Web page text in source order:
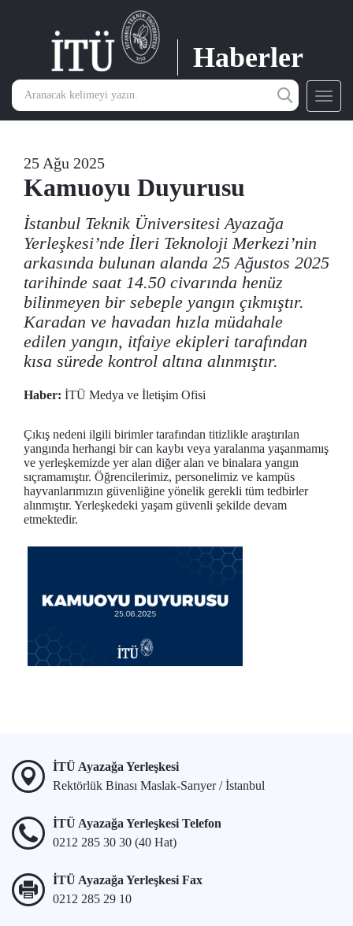
Haberler
25 Ağu 2025
Kamuoyu Duyurusu
İstanbul Teknik Üniversitesi Ayazağa
Yerleşkesi’nde İleri Teknoloji Merkezi’nin
arkasında bulunan alanda 25 Ağustos 2025
tarihinde saat 14.50 civarında henüz
bilinmeyen bir sebeple yangın çıkmıştır.
Karadan ve havadan hızla müdahale
edilen yangın, itfaiye ekipleri tarafından
kısa sürede kontrol altına alınmıştır.
Haber: İTÜ Medya ve İletişim Ofisi
Çıkış nedeni ilgili birimler tarafından titizlikle araştırılan
yangında herhangi bir can kaybı veya yaralanma yaşanmamış
ve yerleşkemizde yer alan diğer alan ve binalara yangın
sıçramamıştır. Öğrencilerimiz, personelimiz ve kampüs
hayvanlarımızın güvenliğine yönelik gerekli tüm tedbirler
alınmıştır. Yerleşkedeki yaşam güvenli şekilde devam
etmektedir.
İTÜ Ayazağa Yerleşkesi
Rektörlük Binası Maslak-Sarıyer / İstanbul
İTÜ Ayazağa Yerleşkesi Telefon
0212 285 30 30 (40 Hat)
İTÜ Ayazağa Yerleşkesi Fax
0212 285 29 10